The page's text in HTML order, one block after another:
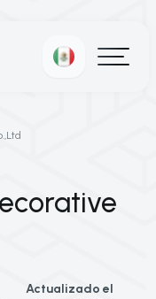
Actualizado el